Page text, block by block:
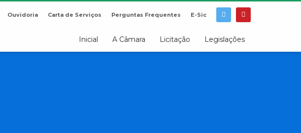
Ouvidoria Carta de Serviços Perguntas Frequentes E-Sic
Inicial A Câmara Licitação Legislações